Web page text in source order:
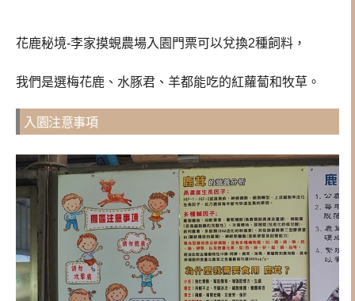
花鹿秘境-李家摸蜆農場入園門票可以兌換2種飼料，
我們是選梅花鹿、水豚君、羊都能吃的紅蘿蔔和牧草。
入園注意事項